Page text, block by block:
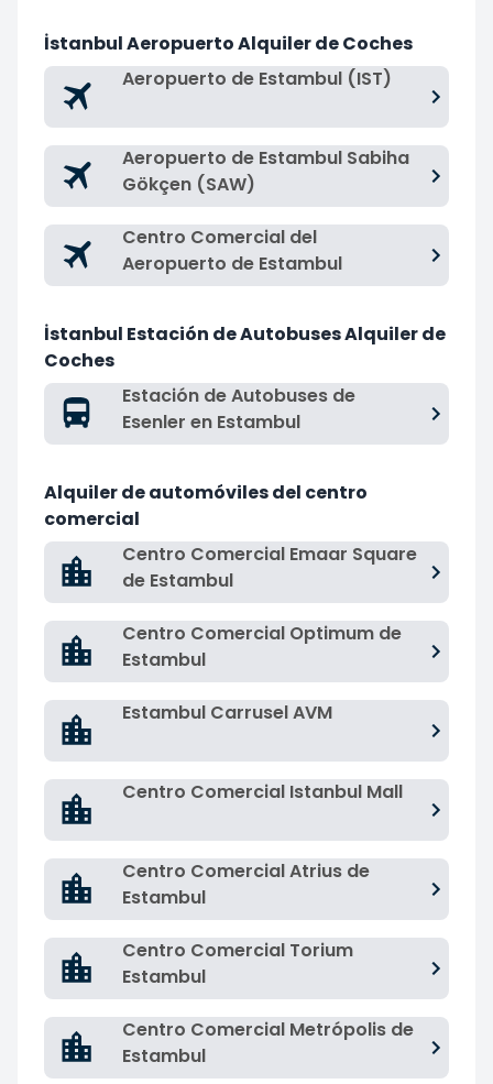
İstanbul Aeropuerto Alquiler de Coches
Aeropuerto de Estambul (IST)
Aeropuerto de Estambul Sabiha
Gökçen (SAW)
Centro Comercial del
Aeropuerto de Estambul
İstanbul Estación de Autobuses Alquiler de
Coches
Estación de Autobuses de
Esenler en Estambul
Alquiler de automóviles del centro
comercial
Centro Comercial Emaar Square
de Estambul
Centro Comercial Optimum de
Estambul
Estambul Carrusel AVM
Centro Comercial Istanbul Mall
Centro Comercial Atrius de
Estambul
Centro Comercial Torium
Estambul
Centro Comercial Metrópolis de
Estambul